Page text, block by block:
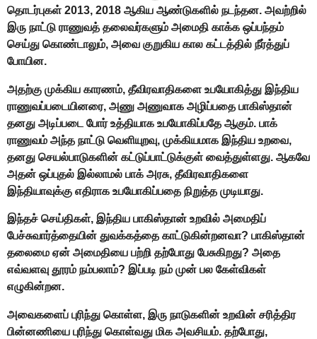
தொடர்புகள் 2013, 2018 ஆகிய ஆண்டுகளில் நடந்தன. அவற்றில்
இரு நாட்டு ராணுவத் தலைவர்களும் அமைதி காக்க ஒப்பந்தம்
செய்து கொண்டாலும், அவை குறுகிய கால கட்டத்தில் நீர்த்துப்
போயின.
அதற்கு முக்கிய காரணம், தீவிரவாதிகளை உபயோகித்து இந்திய
ராணுவப்படையினரை, அணு அணுவாக அழிப்பதை பாகிஸ்தான்
தனது அடிப்படை போர் உத்தியாக உபயோகிப்பதே ஆகும். பாக்
ராணுவம் அந்த நாட்டு வெளியுறவு, முக்கியமாக இந்திய உறவை,
தனது செயல்பாடுகளின் கட்டுப்பாட்டுக்குள் வைத்துள்ளது. ஆகவே
அதன் ஒப்புதல் இல்லாமல் பாக் அரசு, தீவிரவாதிகளை
இந்தியாவுக்கு எதிராக உபயோகிப்பதை நிறுத்த முடியாது.
இந்தச் செய்திகள், இந்திய பாகிஸ்தான் உறவில் அமைதிப்
பேச்சுவார்த்தையின் துவக்கத்தை காட்டுகின்றனவா? பாகிஸ்தான்
தலைமை ஏன் அமைதியை பற்றி தற்போது பேசுகிறது? அதை
எவ்வளவு தூரம் நம்பலாம்? இப்படி நம் முன் பல கேள்விகள்
எழுகின்றன.
அவைகளைப் புரிந்து கொள்ள, இரு நாடுகளின் உறவின் சரித்திர
பின்னணியை புரிந்து கொள்வது மிக அவசியம். தற்போது,